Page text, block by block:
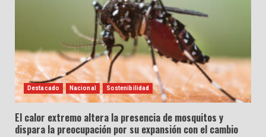
Destacado Nacional Sostenibilidad
El calor extremo altera la presencia de mosquitos y
dispara la preocupación por su expansión con el cambio